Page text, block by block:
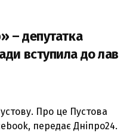
– депутатка
вступила до лав
Про це Пустова
передає Дніпро24.